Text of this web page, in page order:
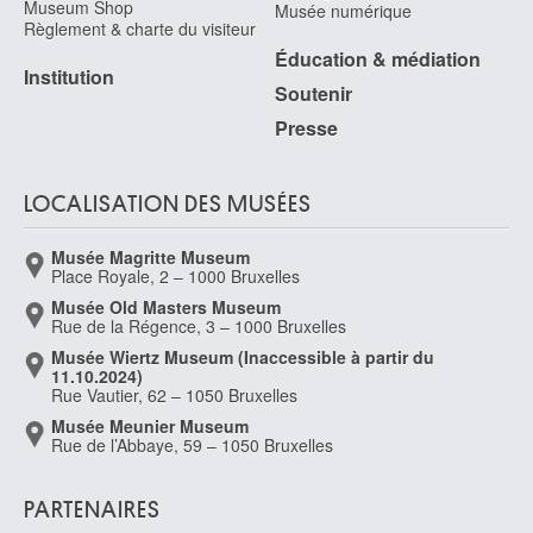
De Boeck Francine
De Braekeleer Ferdinand
De Braekeleer Henri
de Braekeleer Jacques
Anvers 1823 - 1906
de Bray Jan
de Bray Joseph Salomonsz.
De Bray Salomon
Museum Shop
Règlement & charte du visiteur
Institution
Musée numérique
Éducation & médiation
Soutenir
Presse
LOCALISATION DES MUSÉES
Musée Magritte Museum
Place Royale, 2 – 1000 Bruxelles
Musée Old Masters Museum
Rue de la Régence, 3 – 1000 Bruxelles
Musée Wiertz Museum (Inaccessible à partir du
11.10.2024)
Rue Vautier, 62 – 1050 Bruxelles
Musée Meunier Museum
Rue de l’Abbaye, 59 – 1050 Bruxelles
PARTENAIRES